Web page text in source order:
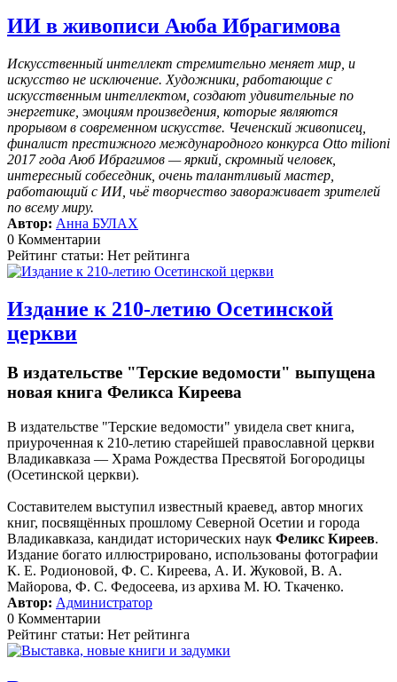
ИИ в живописи Аюба Ибрагимова
Искусственный интеллект стремительно меняет мир, и
искусство не исключение. Художники, работающие с
искусственным интеллектом, создают удивительные по
энергетике, эмоциям произведения, которые являются
прорывом в современном искусстве. Чеченский живописец,
финалист престижного международного конкурса Otto milioni
2017 года Аюб Ибрагимов — яркий, скромный человек,
интересный собеседник, очень талантливый мастер,
работающий с ИИ, чьё творчество завораживает зрителей
по всему миру.
Автор: Анна БУЛАХ
0 Комментарии
Рейтинг статьи: Нет рейтинга
Издание к 210-летию Осетинской
церкви
В издательстве "Терские ведомости" выпущена
новая книга Феликса Киреева
В издательстве "Терские ведомости" увидела свет книга,
приуроченная к 210-летию старейшей православной церкви
Владикавказа — Храма Рождества Пресвятой Богородицы
(Осетинской церкви).
Составителем выступил известный краевед, автор многих
книг, посвящённых прошлому Северной Осетии и города
Владикавказа, кандидат исторических наук Феликс Киреев.
Издание богато иллюстрировано, использованы фотографии
К. Е. Родионовой, Ф. С. Киреева, А. И. Жуковой, В. А.
Майорова, Ф. С. Федосеева, из архива М. Ю. Ткаченко.
Автор: Администратор
0 Комментарии
Рейтинг статьи: Нет рейтинга